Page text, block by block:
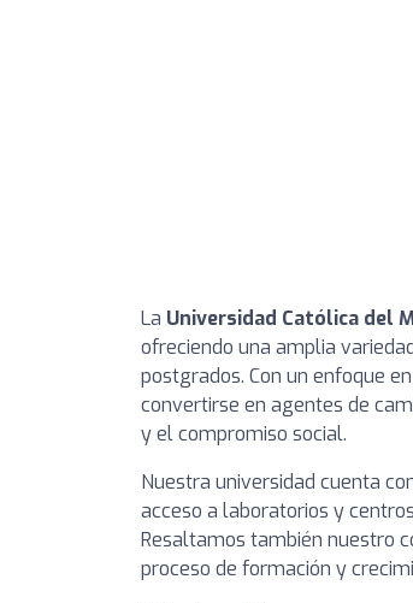
La Universidad Católica del
ofreciendo una amplia
postgrados. Con un enfoque
convertirse en agentes de
y el compromiso social.
Nuestra universidad cuenta
acceso a laboratorios y
Resaltamos también nuestro
proceso de formación y